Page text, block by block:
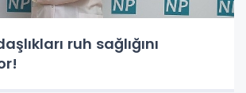
ruh sağlığını